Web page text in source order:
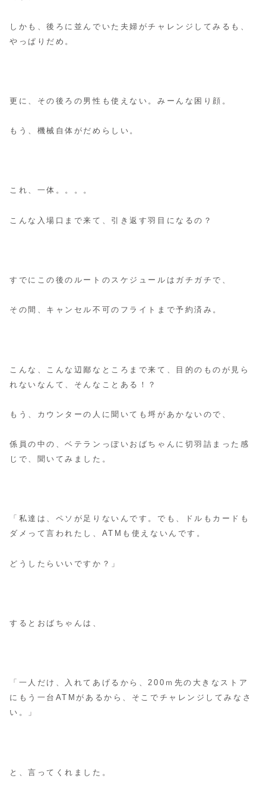
しかも、後ろに並んでいた夫婦がチャレンジしてみるも、
やっぱりだめ。
更に、その後ろの男性も使えない。みーんな困り顔。
もう、機械自体がだめらしい。
これ、一体。。。。
こんな入場口まで来て、引き返す羽目になるの？
すでにこの後のルートのスケジュールはガチガチで、
その間、キャンセル不可のフライトまで予約済み。
こんな、こんな辺鄙なところまで来て、目的のものが見ら
れないなんて、そんなことある！？
もう、カウンターの人に聞いても埒があかないので、
係員の中の、ベテランっぽいおばちゃんに切羽詰まった感
じで、聞いてみました。
「私達は、ペソが足りないんです。でも、ドルもカードも
ダメって言われたし、ATMも使えないんです。
どうしたらいいですか？」
するとおばちゃんは、
「一人だけ、入れてあげるから、200ｍ先の大きなストア
にもう一台ATMがあるから、そこでチャレンジしてみなさ
い。」
と、言ってくれました。